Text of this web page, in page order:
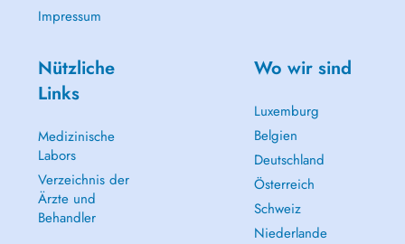
Impressum
Nützliche
Links
Medizinische
Labors
Verzeichnis der
Ärzte und
Behandler
Wo wir sind
Luxemburg
Belgien
Deutschland
Österreich
Schweiz
Niederlande